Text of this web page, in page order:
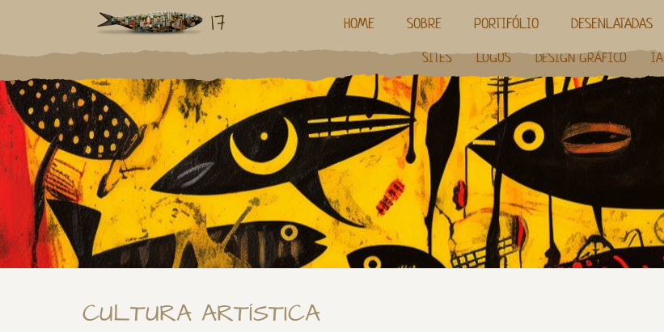
17 HOME SOBRE PORTIFÓLIO DESENLATADAS
SITES LOGOS DESIGN GRÁFICO IA
CULTURA ARTÍSTICA